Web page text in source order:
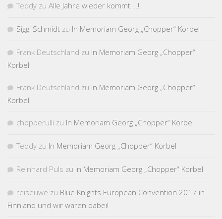
Teddy zu Alle Jahre wieder kommt …!
Siggi Schmidt zu In Memoriam Georg „Chopper“ Korbel
Frank Deutschland zu In Memoriam Georg „Chopper“
Korbel
Frank Deutschland zu In Memoriam Georg „Chopper“
Korbel
chopperulli zu In Memoriam Georg „Chopper“ Korbel
Teddy zu In Memoriam Georg „Chopper“ Korbel
Reinhard Puls zu In Memoriam Georg „Chopper“ Korbel
reiseuwe zu Blue Knights European Convention 2017 in
Finnland und wir waren dabei!